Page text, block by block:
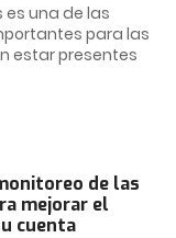
es una de las
para las
estar presentes
de las
mejorar el
cuenta